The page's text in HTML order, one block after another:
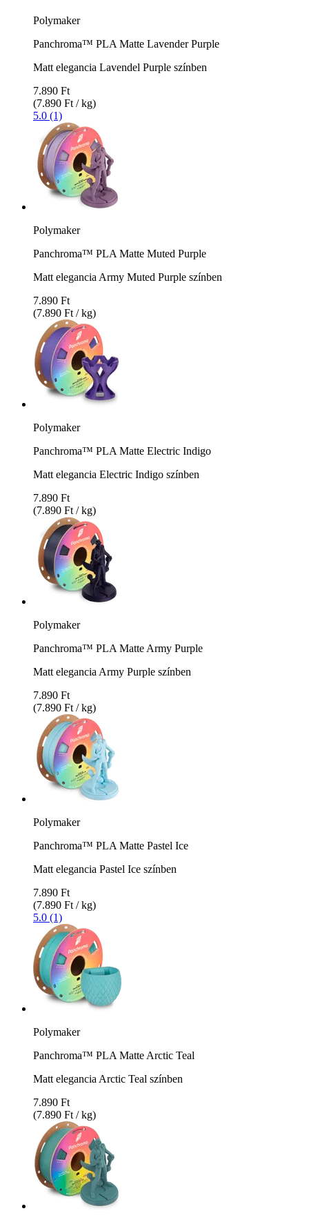
Polymaker
Panchroma™ PLA Matte Lavender Purple
Matt elegancia Lavendel Purple színben
7.890 Ft
(7.890 Ft / kg)
5.0 (1)
Polymaker
Panchroma™ PLA Matte Muted Purple
Matt elegancia Army Muted Purple színben
7.890 Ft
(7.890 Ft / kg)
Polymaker
Panchroma™ PLA Matte Electric Indigo
Matt elegancia Electric Indigo színben
7.890 Ft
(7.890 Ft / kg)
Polymaker
Panchroma™ PLA Matte Army Purple
Matt elegancia Army Purple színben
7.890 Ft
(7.890 Ft / kg)
Polymaker
Panchroma™ PLA Matte Pastel Ice
Matt elegancia Pastel Ice színben
7.890 Ft
(7.890 Ft / kg)
5.0 (1)
Polymaker
Panchroma™ PLA Matte Arctic Teal
Matt elegancia Arctic Teal színben
7.890 Ft
(7.890 Ft / kg)